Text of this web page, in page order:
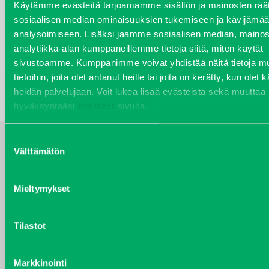
Käytämme evästeitä tarjoamamme sisällön ja mainosten
sosiaalisen median ominaisuuksien tukemiseen ja
analysoimiseen. Lisäksi jaamme sosiaalisen median,
analytiikka-alan kumppaneillemme tietoja siitä, miten käytät
sivustoamme. Kumppanimme voivat yhdistää näitä tietoja
tietoihin, joita olet antanut heille tai joita on kerätty, kun olet
heidän palvelujaan. Voit lukea lisää evästeistä sekä muuttaa
hyväksyntääsi
sivulta.
valinta
Välttämätön
Mieltymykset
Tilastot
Markkinointi
VAMO153122
Kirjaudu sisään nähdäksesi hinnat.
TAKAISIN HAKUEHTOIHIN
YHTEYSTIEDOT